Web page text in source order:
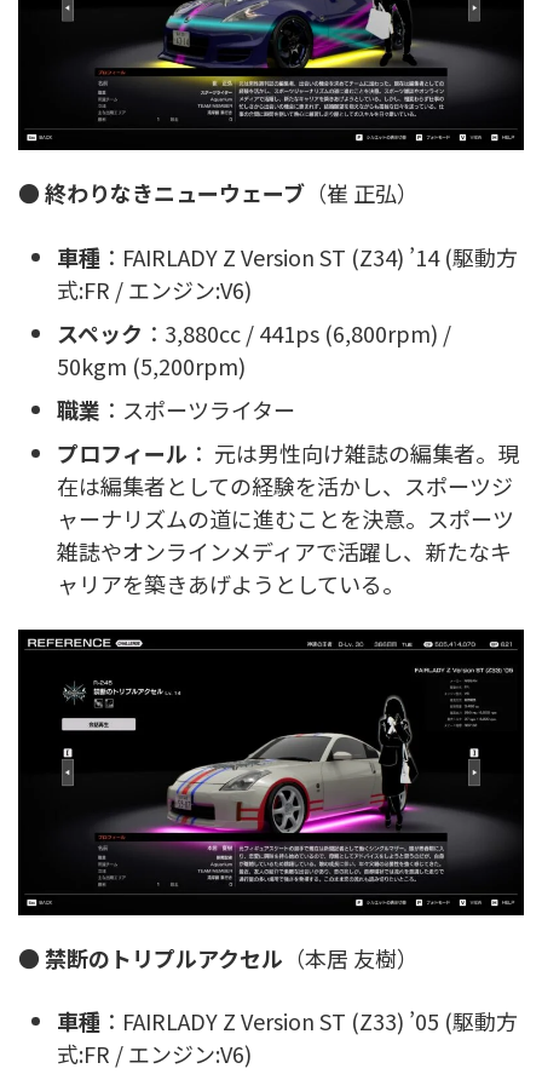
●終わりなきニューウェーブ （崔 正弘）
車種 ：FAIRLADY Z Version ST (Z34) ’14 (駆動方
式:FR / エンジン:V6)
スペック ：3,880cc / 441ps (6,800rpm) /
50kgm (5,200rpm)
職業 ：スポーツライター
プロフィール ： 元は男性向け雑誌の編集者。現
在は編集者としての経験を活かし、スポーツジ
ャーナリズムの道に進むことを決意。スポーツ
雑誌やオンラインメディアで活躍し、新たなキ
ャリアを築きあげようとしている。
●禁断のトリプルアクセル （本居 友樹）
車種 ：FAIRLADY Z Version ST (Z33) ’05 (駆動方
式:FR / エンジン:V6)